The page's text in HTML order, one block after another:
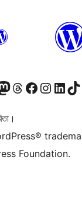
একাউণ্টলৈ যাওক
আমাৰ Threads একাউণ্টলৈ যাওকআমাৰ Facebook পৃষ্ঠালৈ যাওকআমাৰ Instagram একাউণ্টলৈ যাওকআমাৰ LinkedIn একাউণ্টলৈ যাওক
আমাৰ TikTok
Foundation.